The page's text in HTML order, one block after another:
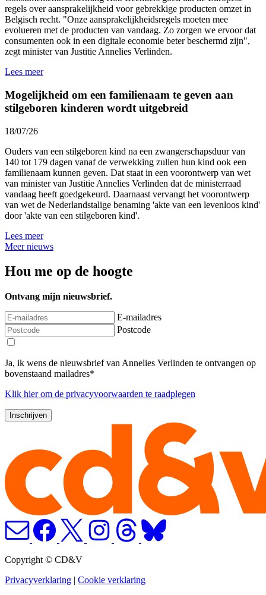
regels over aansprakelijkheid voor gebrekkige producten omzet in
Belgisch recht. "Onze aansprakelijkheidsregels moeten mee
evolueren met de producten van vandaag. Zo zorgen we ervoor dat
consumenten ook in een digitale economie beter beschermd zijn",
zegt minister van Justitie Annelies Verlinden.
Lees meer
Mogelijkheid om een familienaam te geven aan
stilgeboren kinderen wordt uitgebreid
18/07/26
Ouders van een stilgeboren kind na een zwangerschapsduur van
140 tot 179 dagen vanaf de verwekking zullen hun kind ook een
familienaam kunnen geven. Dat staat in een voorontwerp van wet
van minister van Justitie Annelies Verlinden dat de ministerraad
vandaag heeft goedgekeurd. Daarnaast vervangt het voorontwerp
van wet de Nederlandstalige benaming 'akte van een levenloos kind'
door 'akte van een stilgeboren kind'.
Lees meer
Meer nieuws
Hou me op de hoogte
Ontvang mijn nieuwsbrief.
E-mailadres
Postcode
Ja, ik wens de nieuwsbrief van Annelies Verlinden te ontvangen op
bovenstaand mailadres*
Klik hierom de privacyvoorwaarden te raadplegen
Copyright © CD&V
Privacyverklaring | Cookie verklaring